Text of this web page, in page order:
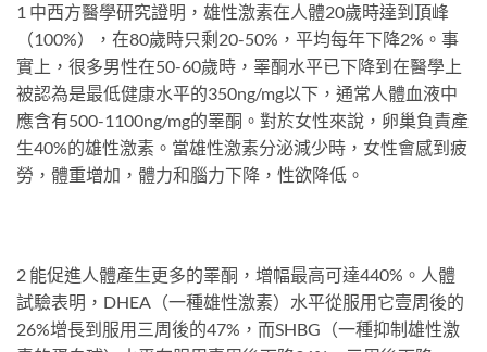
1 中西方醫學研究證明，雄性激素在人體20歲時達到頂峰
（100%），在80歲時只剩20-50%，平均每年下降2%。事
實上，很多男性在50-60歲時，睪酮水平已下降到在醫學上
被認為是最低健康水平的350ng/mg以下，通常人體血液中
應含有500-1100ng/mg的睪酮。對於女性來說，卵巢負責產
生40%的雄性激素。當雄性激素分泌減少時，女性會感到疲
勞，體重增加，體力和腦力下降，性欲降低。
2 能促進人體產生更多的睪酮，增幅最高可達440%。人體
試驗表明，DHEA（一種雄性激素）水平從服用它壹周後的
26%增長到服用三周後的47%，而SHBG（一種抑制雄性激